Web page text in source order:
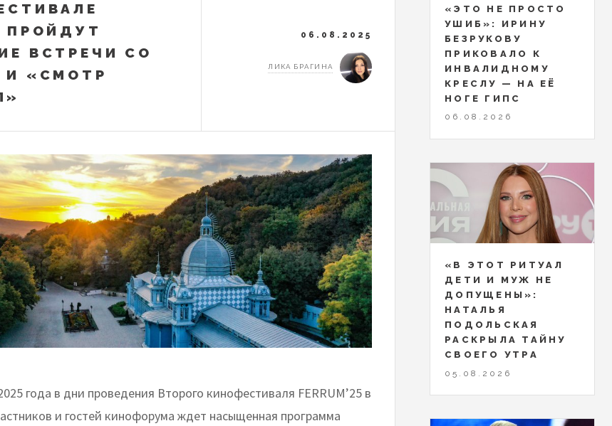
ПРОЙДУТ
ВСТРЕЧИ СО
И «СМОТР
06.08.2025
ЛИКА БРАГИНА
года в дни проведения Второго кинофестиваля FERRUM’25 в
и гостей кинофорума ждет насыщенная программа
«ЭТО НЕ ПРОСТО
УШИБ»: ИРИНУ
БЕЗРУКОВУ
ПРИКОВАЛО К
ИНВАЛИДНОМУ
КРЕСЛУ — НА ЕЁ
НОГЕ ГИПС
06.08.2026
«В ЭТОТ РИТУАЛ
ДЕТИ И МУЖ НЕ
ДОПУЩЕНЫ»:
НАТАЛЬЯ
ПОДОЛЬСКАЯ
РАСКРЫЛА ТАЙНУ
СВОЕГО УТРА
05.08.2026